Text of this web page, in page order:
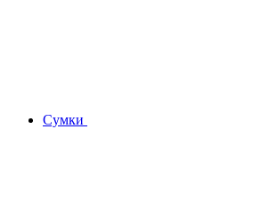
Сумки